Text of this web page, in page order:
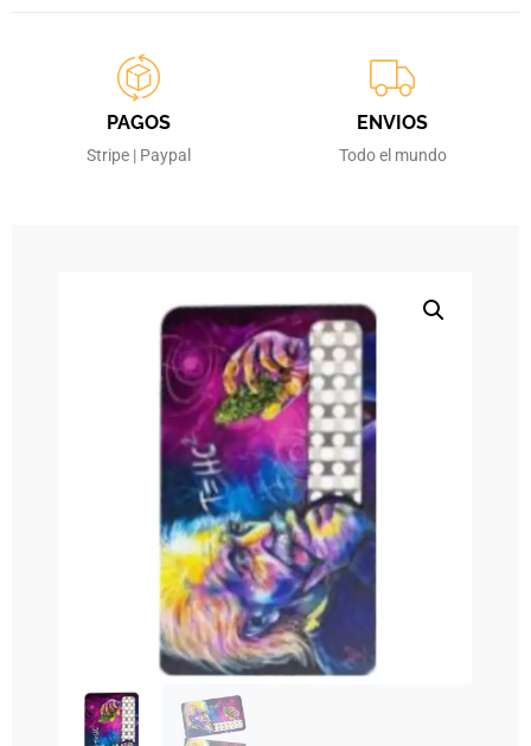
PAGOS
Stripe | Paypal
ENVIOS
Todo el mundo